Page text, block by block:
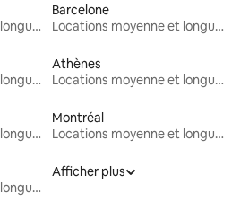
Locations moyenne et longue durée
Barcelone
Locations moyenne et longue durée
Locations moyenne et longue durée
Athènes
Locations moyenne et longue durée
Locations moyenne et longue durée
Montréal
Locations moyenne et longue durée
Locations moyenne et longue durée
Afficher plus